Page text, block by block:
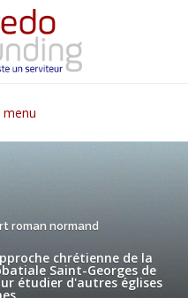
roman normand
chrétienne de la
Saint-Georges de
étudier d'autres églises